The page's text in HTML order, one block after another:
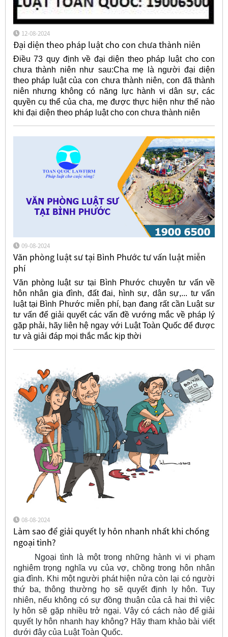
12-08-2024
Đại diện theo pháp luật cho con chưa thành niên
Điều 73 quy định về đại diện theo pháp luật cho con
chưa thành niên như sau:Cha mẹ là người đại diện
theo pháp luật của con chưa thành niên, con đã thành
niên nhưng không có năng lực hành vi dân sự, các
quyền cụ thể của cha, mẹ được thực hiện như thế nào
khi đại diện theo pháp luật cho con chưa thành niên
09-08-2024
Văn phòng luật sư tại Bình Phước tư vấn luật miễn
phí
Văn phòng luật sư tại Bình Phước chuyên tư vấn về
hôn nhân gia đình, đất đai, hình sự, dân sự,... tư vấn
luật tại Bình Phước miễn phí, bạn đang rất cần Luật sư
tư vấn để giải quyết các vấn đề vướng mắc về pháp lý
gặp phải, hãy liên hệ ngay với Luật Toàn Quốc để được
tư và giải đáp mọi thắc mắc kịp thời
08-08-2024
Làm sao để giải quyết ly hôn nhanh nhất khi chồng
ngoại tình?
Ngoại tình là một trong những hành vi vi phạm
nghiêm trọng nghĩa vụ của vợ, chồng trong hôn nhân
gia đình. Khi một người phát hiện nửa còn lại có người
thứ ba, thông thường họ sẽ quyết định ly hôn. Tuy
nhiên, nếu không có sự đồng thuận của cả hai thì việc
ly hôn sẽ gặp nhiều trở ngại. Vậy có cách nào để giải
quyết ly hôn nhanh hay không? Hãy tham khảo bài viết
dưới đây của Luật Toàn Quốc.